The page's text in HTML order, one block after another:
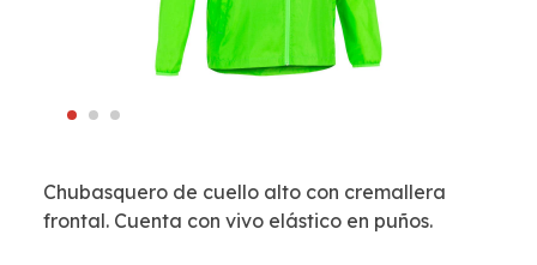
Chubasquero de cuello alto con cremallera
frontal. Cuenta con vivo elástico en puños.